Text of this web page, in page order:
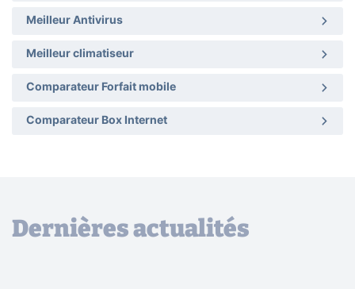
Meilleur Antivirus
Meilleur climatiseur
Comparateur Forfait mobile
Comparateur Box Internet
Dernières actualités